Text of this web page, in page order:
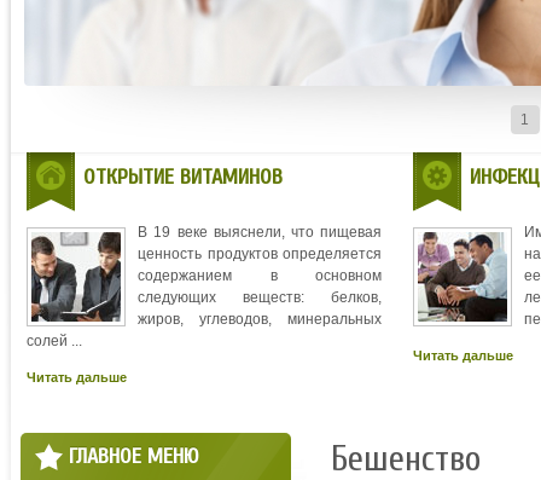
1
ОТКРЫТИЕ ВИТАМИНОВ
В 19 веке выяснели, что пищевая
ценность продуктов определяется
содержанием в основном
следующих веществ: белков,
жиров, углеводов, минеральных
солей ...
Читать дальше
Читать дальше
Бешенство
ГЛАВНОЕ МЕНЮ